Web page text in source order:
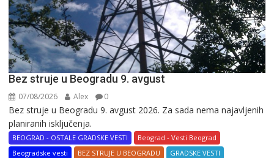
Bez struje u Beogradu 9. avgust
07/08/2026 Alex 0
Bez struje u Beogradu 9. avgust 2026. Za sada nema najavljenih
planiranih isključenja.
BEOGRAD - OSTALE GRADSKE VESTI
Beograd - Vesti Beograd
Beogradske vesti
BEZ STRUJE U BEOGRADU
GRADSKE VESTI